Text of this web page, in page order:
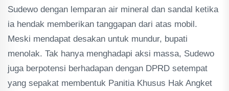
Sudewo dengan lemparan air mineral dan sandal ketika
ia hendak memberikan tanggapan dari atas mobil.
Meski mendapat desakan untuk mundur, bupati
menolak. Tak hanya menghadapi aksi massa, Sudewo
juga berpotensi berhadapan dengan DPRD setempat
yang sepakat membentuk Panitia Khusus Hak Angket